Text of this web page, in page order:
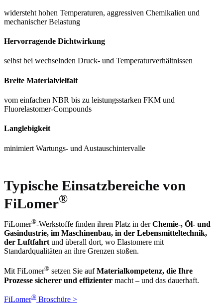
Qualität
Karriere
Downloads
KONTAKT
widersteht hohen Temperaturen, aggressiven Chemikalien und
mechanischer Belastung
Hervorragende Dichtwirkung
selbst bei wechselnden Druck- und Temperaturverhältnissen
Breite Materialvielfalt
vom einfachen NBR bis zu leistungsstarken FKM und
Fluorelastomer-Compounds
Langlebigkeit
minimiert Wartungs- und Austauschintervalle
Typische Einsatzbereiche von
FiLomer®
FiLomer®-Werkstoffe finden ihren Platz in derChemie-, Öl- und
Gasindustrie, im Maschinenbau, in der Lebensmitteltechnik,
der Luftfahrtund überall dort, wo Elastomere mit
Standardqualitäten an ihre Grenzen stoßen.
Mit FiLomer® setzen Sie aufMaterialkompetenz, die Ihre
Prozesse sicherer und effizienter macht – und das dauerhaft.
FiLomer® Broschüre >